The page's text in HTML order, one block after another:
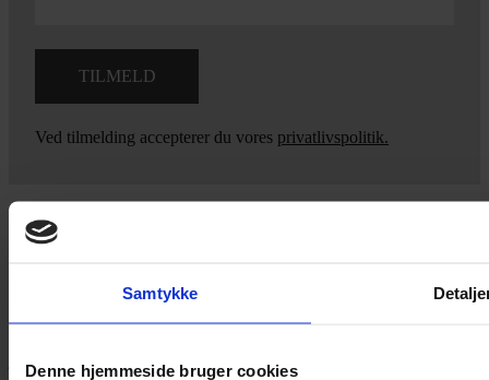
Samtykke
Denne hjemmeside bruger cookies
Ved tilmelding accepterer du vores privatlivspolitik.
Yarn Every Wear
Hvis du bøvler med noget eller ønsker ny inspiration, så skriv til